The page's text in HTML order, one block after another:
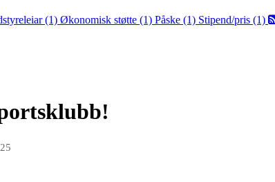
(1) Økonomisk støtte (1) Påske (1) Stipend/pris (1)